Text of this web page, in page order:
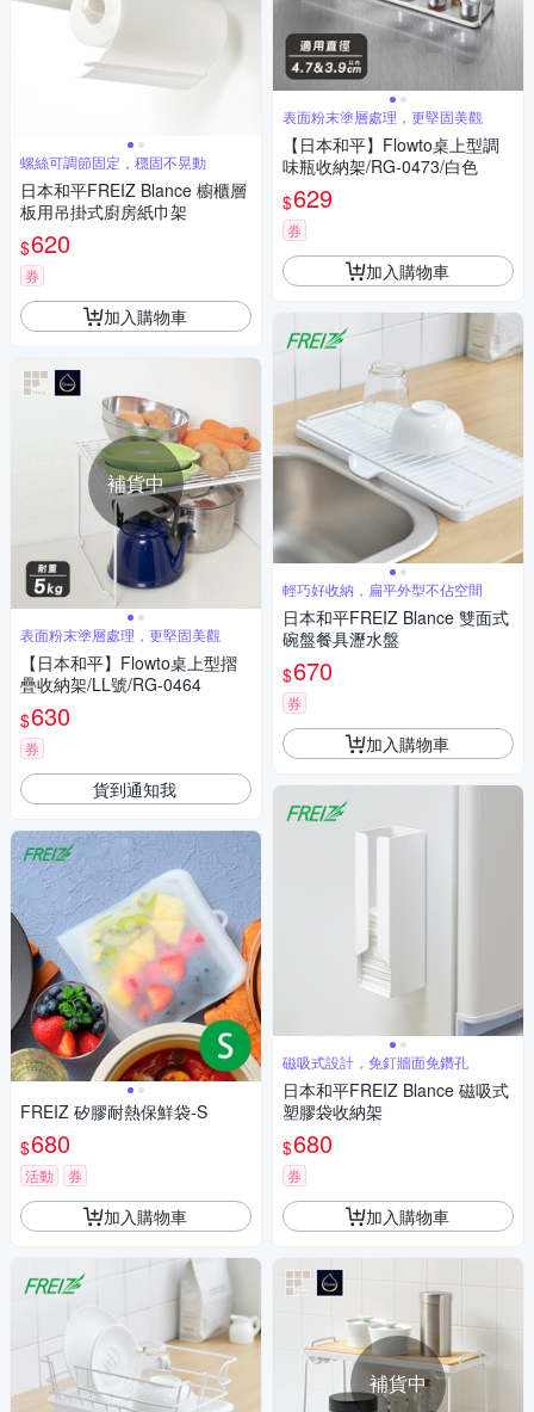
螺絲可調節固定，穩固不晃動
日本和平FREIZ Blance 櫥櫃層
板用吊掛式廚房紙巾架
$620
券
加入購物車
補貨中
表面粉末塗層處理，更堅固美觀
【日本和平】Flowto桌上型摺
疊收納架/LL號/RG-0464
$630
券
貨到通知我
FREIZ 矽膠耐熱保鮮袋-S
$680
活動 券
加入購物車
表面粉末塗層處理，更堅固美觀
【日本和平】Flowto桌上型調
味瓶收納架/RG-0473/白色
$629
券
加入購物車
輕巧好收納，扁平外型不佔空間
日本和平FREIZ Blance 雙面式
碗盤餐具瀝水盤
$670
券
加入購物車
磁吸式設計，免釘牆面免鑽孔
日本和平FREIZ Blance 磁吸式
塑膠袋收納架
$680
券
加入購物車
補貨中